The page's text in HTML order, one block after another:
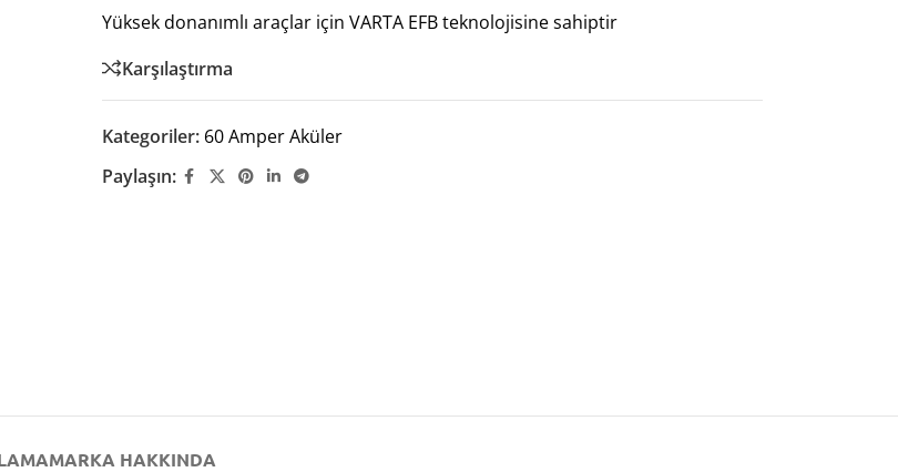
Yüksek donanımlı araçlar için VARTA EFB teknolojisine sahiptir
Karşılaştırma
Kategoriler: 60 Amper Aküler
Paylaşın:
MARKA HAKKINDA